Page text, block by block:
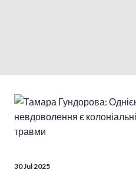
30 Jul 2025